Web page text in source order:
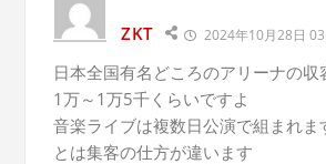
ZKT 2024年10月28日
日本全国有名どころのアリーナの収
1万～1万5千くらいですよ
音楽ライブは複数日公演で組まれま
とは集客の仕方が違います